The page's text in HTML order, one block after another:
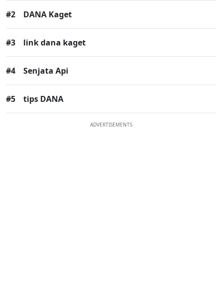
#2 DANA Kaget
#3 link dana kaget
#4 Senjata Api
#5 tips DANA
ADVERTISEMENTS